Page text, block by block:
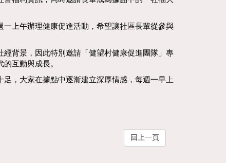
上午辦理健康促進活動，希望讓社區長輩從參與
背景，因此特別邀請「健望村健康促進團隊」專
互動與成長。
，大家在據點中逐漸建立深厚情感，每週一早上
回上一頁